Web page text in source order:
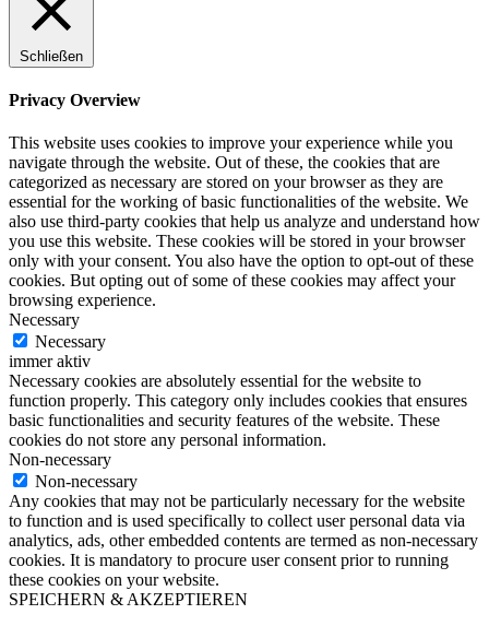
Schließen
Privacy Overview
This website uses cookies to improve your experience while you
navigate through the website. Out of these, the cookies that are
categorized as necessary are stored on your browser as they are
essential for the working of basic functionalities of the website. We
also use third-party cookies that help us analyze and understand how
you use this website. These cookies will be stored in your browser
only with your consent. You also have the option to opt-out of these
cookies. But opting out of some of these cookies may affect your
browsing experience.
Necessary
Necessary
immer aktiv
Necessary cookies are absolutely essential for the website to
function properly. This category only includes cookies that ensures
basic functionalities and security features of the website. These
cookies do not store any personal information.
Non-necessary
Non-necessary
Any cookies that may not be particularly necessary for the website
to function and is used specifically to collect user personal data via
analytics, ads, other embedded contents are termed as non-necessary
cookies. It is mandatory to procure user consent prior to running
these cookies on your website.
SPEICHERN & AKZEPTIEREN